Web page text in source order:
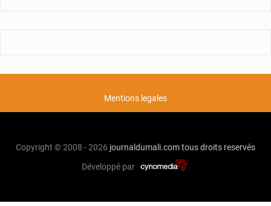
Mentions legales
Copyright © 2008 - 2026 journaldumali.comtous droits reservés
Développé par